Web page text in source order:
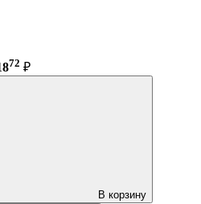
72 ₽
В корзину